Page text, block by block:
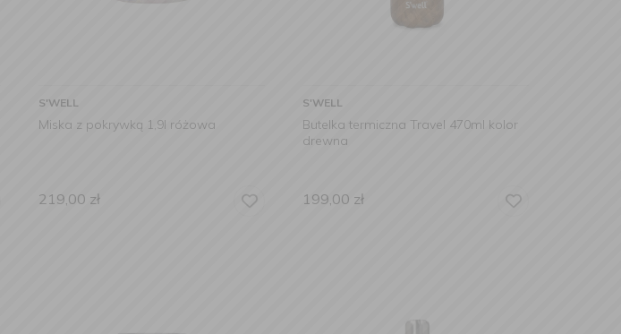
S'WELL
Miska z pokrywką 1,9l różowa
219,00 zł
S'WELL
Butelka termiczna Travel 470ml kolor
drewna
199,00 zł